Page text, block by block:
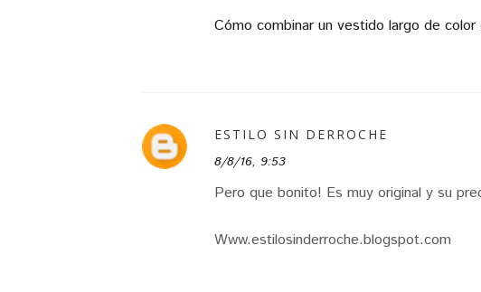
Cómo combinar un vestido largo de color
ESTILO SIN DERROCHE
8/8/16, 9:53
Pero que bonito! Es muy original y su
Www.estilosinderroche.blogspot.com